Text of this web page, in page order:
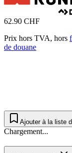
62.90 CHF
Prix hors TVA, hors
de douane
Ajouter à la liste
Chargement...